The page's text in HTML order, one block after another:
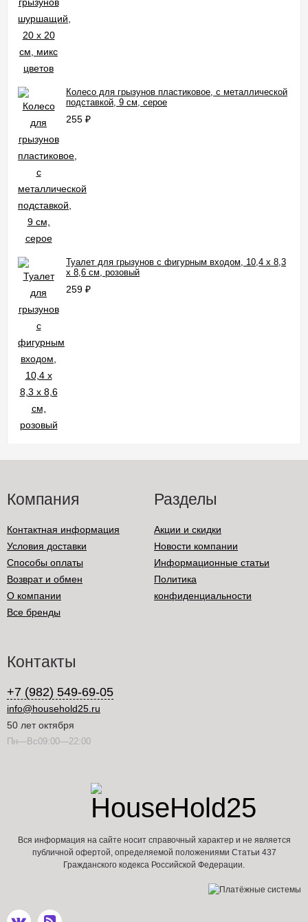
Колесо для грызунов пластиковое, с металлической
подставкой, 9 см, серое
255 ₽
Туалет для грызунов с фигурным входом, 10,4 х 8,3
х 8,6 см, розовый
259 ₽
Компания
Контактная информация
Условия доставки
Способы оплаты
Возврат и обмен
О компании
Все бренды
Разделы
Акции и скидки
Новости компании
Информационные статьи
Политика
конфиденциальности
Контакты
+7 (982) 549-69-05
info@household25.ru
50 лет октября
Пн—Вс09:00—22:00
Вся информация на сайте носит справочный характер и не является
публичной офертой, определяемой положениями Статьи 437
Гражданского кодекса Российской Федерации.